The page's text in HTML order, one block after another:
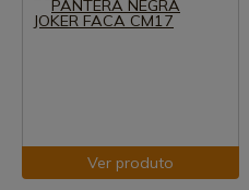
Ver produto